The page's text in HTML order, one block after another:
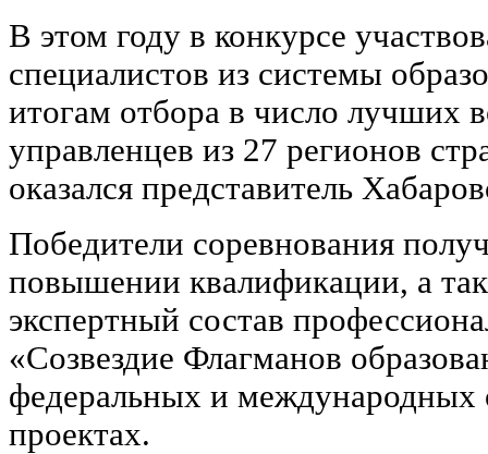
В этом году в конкурсе
специалистов из системы
итогам отбора в число лучших
управленцев из 27 регионов
оказался представитель
Победители соревнования
повышении квалификации, а
экспертный состав
«Созвездие Флагманов
федеральных и международных
проектах.